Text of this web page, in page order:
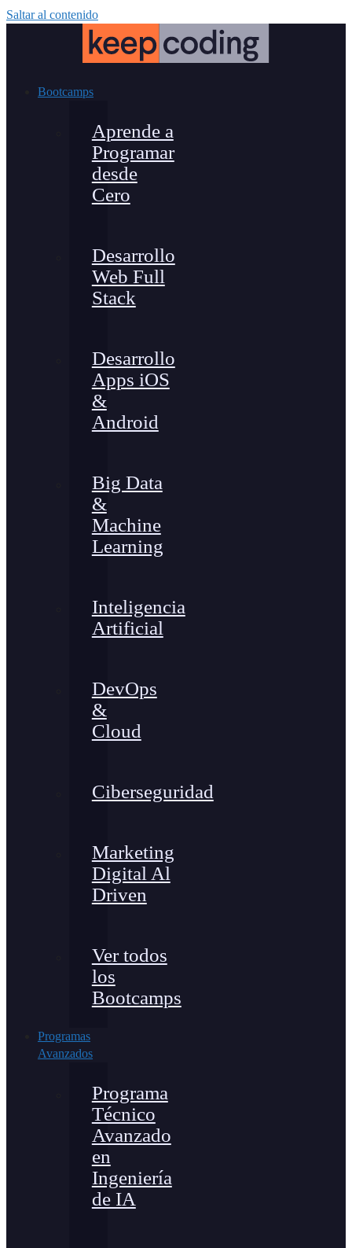
Saltar al contenido
Bootcamps
Aprende a
Programar
desde
Cero
Desarrollo
Web Full
Stack
Desarrollo
Apps iOS
&
Android
Big Data
&
Machine
Learning
Inteligencia
Artificial
DevOps
&
Cloud
Ciberseguridad
Marketing
Digital Al
Driven
Ver todos
los
Bootcamps
Programas
Avanzados
Programa
Técnico
Avanzado
en
Ingeniería
de IA